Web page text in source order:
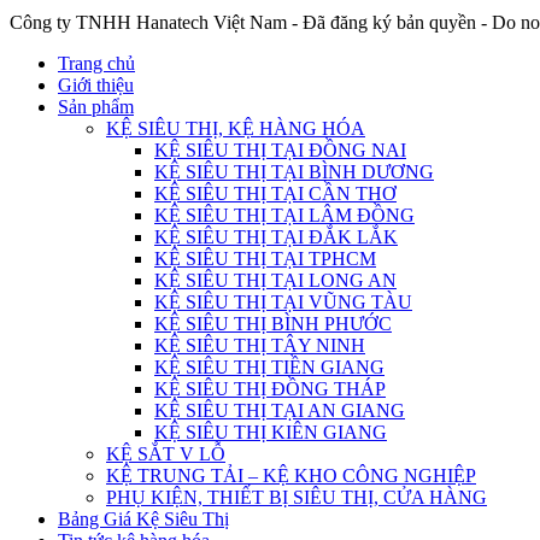
Công ty TNHH Hanatech Việt Nam - Đã đăng ký bản quyền - Do
Trang chủ
Giới thiệu
Sản phẩm
KỆ SIÊU THỊ, KỆ HÀNG HÓA
KỆ SIÊU THỊ TẠI ĐỒNG NAI
KỆ SIÊU THỊ TẠI BÌNH DƯƠNG
KỆ SIÊU THỊ TẠI CẦN THƠ
KỆ SIÊU THỊ TẠI LÂM ĐỒNG
KỆ SIÊU THỊ TẠI ĐẮK LẮK
KỆ SIÊU THỊ TẠI TPHCM
KỆ SIÊU THỊ TẠI LONG AN
KỆ SIÊU THỊ TẠI VŨNG TÀU
KỆ SIÊU THỊ BÌNH PHƯỚC
KỆ SIÊU THỊ TÂY NINH
KỆ SIÊU THỊ TIỀN GIANG
KỆ SIÊU THỊ ĐỒNG THÁP
KỆ SIÊU THỊ TẠI AN GIANG
KỆ SIÊU THỊ KIÊN GIANG
KỆ SẮT V LỖ
KỆ TRUNG TẢI – KỆ KHO CÔNG NGHIỆP
PHỤ KIỆN, THIẾT BỊ SIÊU THỊ, CỬA HÀNG
Bảng Giá Kệ Siêu Thị